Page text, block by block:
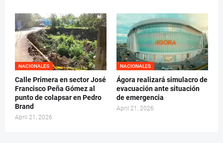
NACIONALES
Calle Primera en sector José
Francisco Peña Gómez al
punto de colapsar en Pedro
Brand
April 21, 2026
NACIONALES
Ágora realizará simulacro de
evacuación ante situación
de emergencia
April 21, 2026